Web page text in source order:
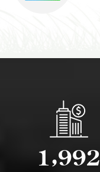
1,992